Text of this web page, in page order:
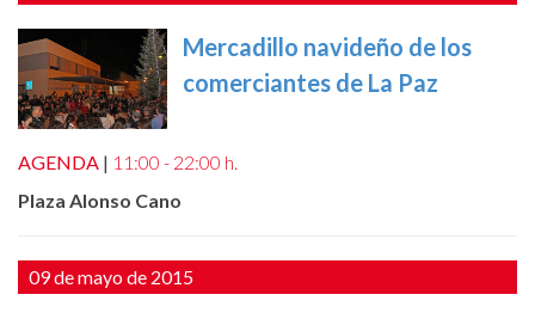
Mercadillo navideño de los
comerciantes de La Paz
AGENDA | 11:00 - 22:00 h.
Plaza Alonso Cano
09 de mayo de 2015